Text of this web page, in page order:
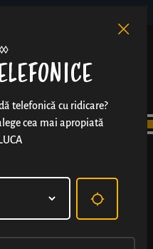
telefonică cu ridicare?
cea mai apropiată